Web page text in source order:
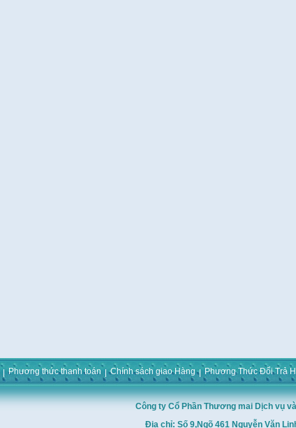
Phương thức thanh toán Chính sách giao Hàng Phương Thức Đổi Trả
Công ty Cổ Phần Thương mai Dịch vụ
Địa chỉ: Số 9,Ngõ 461 Nguyễn Văn